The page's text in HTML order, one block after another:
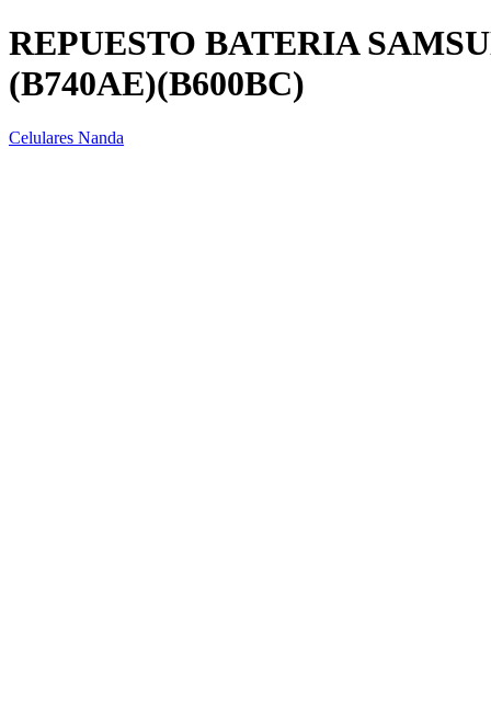
REPUESTO BATERIA
(B740AE)(B600BC)
Celulares Nanda